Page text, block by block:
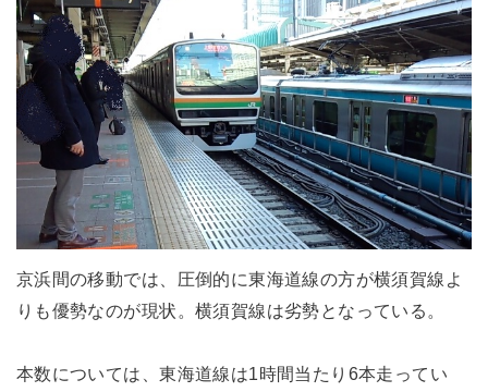
京浜間の移動では、圧倒的に東海道線の方が横須賀線よ
りも優勢なのが現状。横須賀線は劣勢となっている。
本数については、東海道線は1時間当たり6本走ってい